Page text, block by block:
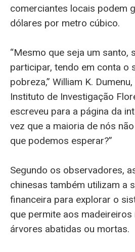
comerciantes locais podem
dólares por metro cúbico.
“Mesmo que seja um santo,
participar, tendo em conta o
pobreza,” William K.
Instituto de Investigação
escreveu para a página da
vez que a maioria de nós
que podemos esperar?”
Segundo os observadores,
chinesas também utilizam a
financeira para explorar o
que permite aos madeireiros
árvores abatidas ou mortas.